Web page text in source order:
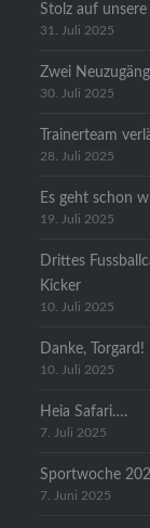
Stolz auf
31. Juli 2025
Zwei
30. Juli 2025
Trainerteam
28. Juli 2025
Es geht schon
19. Juli 2025
Drittes
Kicker
10. Juli 2025
Danke, Torgard!
10. Juli 2025
Heia Safari….
7. Juli 2025
Sportwoche
7. Juni 2025